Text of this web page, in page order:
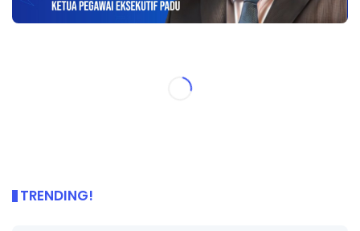
TRENDING!